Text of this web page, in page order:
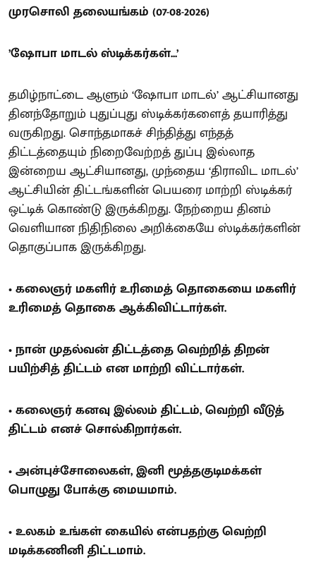
முரசொலி தலையங்கம் (07-08-2026)
’ஷோபா மாடல் ஸ்டிக்கர்கள்...’
தமிழ்நாட்டை ஆளும் ‘ஷோபா மாடல்’ ஆட்சியானது
தினந்தோறும் புதுப்புது ஸ்டிக்கர்களைத் தயாரித்து
வருகிறது. சொந்தமாகச் சிந்தித்து எந்தத்
திட்டத்தையும் நிறைவேற்றத் துப்பு இல்லாத
இன்றைய ஆட்சியானது, முந்தைய ‘திராவிட மாடல்’
ஆட்சியின் திட்டங்களின் பெயரை மாற்றி ஸ்டிக்கர்
ஒட்டிக் கொண்டு இருக்கிறது. நேற்றைய தினம்
வெளியான நிதிநிலை அறிக்கையே ஸ்டிக்கர்களின்
தொகுப்பாக இருக்கிறது.
• கலைஞர் மகளிர் உரிமைத் தொகையை மகளிர்
உரிமைத் தொகை ஆக்கிவிட்டார்கள்.
• நான் முதல்வன் திட்டத்தை வெற்றித் திறன்
பயிற்சித் திட்டம் என மாற்றி விட்டார்கள்.
• கலைஞர் கனவு இல்லம் திட்டம், வெற்றி வீடுத்
திட்டம் எனச் சொல்கிறார்கள்.
• அன்புச்சோலைகள், இனி மூத்தகுடிமக்கள்
பொழுது போக்கு மையமாம்.
• உலகம் உங்கள் கையில் என்பதற்கு வெற்றி
மடிக்கணினி திட்டமாம்.